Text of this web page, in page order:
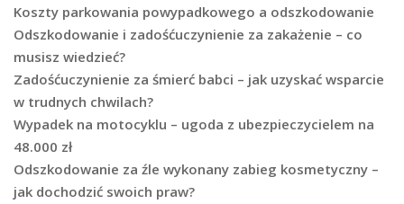
Koszty parkowania powypadkowego a odszkodowanie
Odszkodowanie i zadośćuczynienie za zakażenie – co
musisz wiedzieć?
Zadośćuczynienie za śmierć babci – jak uzyskać wsparcie
w trudnych chwilach?
Wypadek na motocyklu – ugoda z ubezpieczycielem na
48.000 zł
Odszkodowanie za źle wykonany zabieg kosmetyczny –
jak dochodzić swoich praw?